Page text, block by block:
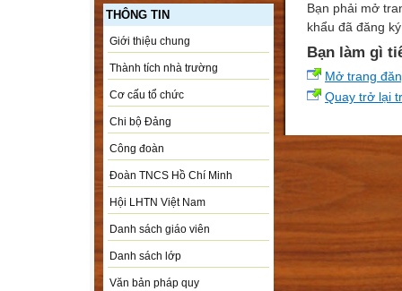
THÔNG TIN
Giới thiệu chung
Thành tích nhà trường
Cơ cấu tổ chức
Chi bộ Đảng
Công đoàn
Đoàn TNCS Hồ Chí Minh
Hội LHTN Việt Nam
Danh sách giáo viên
Danh sách lớp
Văn bản pháp quy
Bạn phải mở
khẩu đã đăng
Bạn làm gì
Mở trang
Quay trở lại